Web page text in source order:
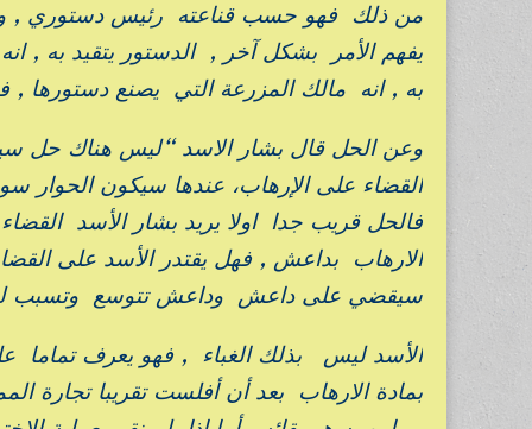
من ذلك فهو حسب قناعته رئيس دستوري ,
يفهم الأمر بشكل آخر , الدستور يتقيد به ,
به , انه مالك المزرعة التي يصنع دستورها
وعن الحل قال بشار الاسد “ليس هناك حل
القضاء على الإرهاب، عندها سيكون الحوار
فالحل قريب جدا اولا يريد بشار الأسد
الارهاب بداعش , فهل يقتدر الأسد على
سيقضي على داعش وداعش تتوسع وتسبب له
الأسد ليس بذلك الغباء , فهو يعرف تماما
بمادة الارهاب بعد أن أفلست تقريبا تجارة